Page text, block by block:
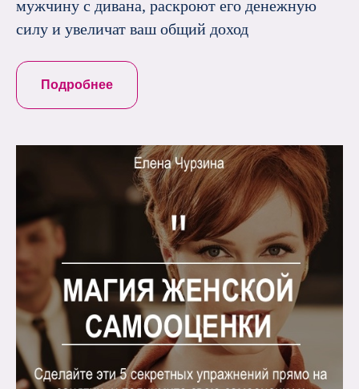
мужчину с дивана, раскроют его денежную
силу и увеличат ваш общий доход
Подробнее